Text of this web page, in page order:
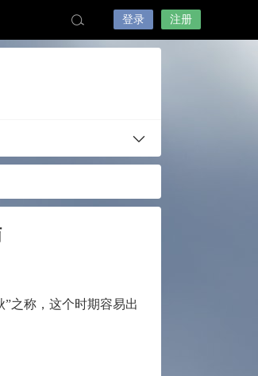
登录 注册
之称，这个时期容易出